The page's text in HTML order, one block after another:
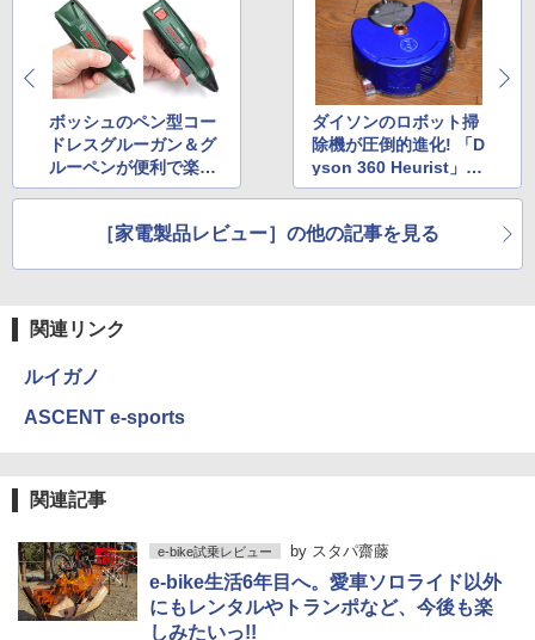
ボッシュのペン型コー
ドレスグルーガン＆グ
ルーペンが便利で楽し
い♪ DIYやデコがいつ
ダイソンのロボット掃
除機が圧倒的進化! 「D
yson 360 Heurist」徹
底レビュー
［家電製品レビュー］の他の記事を見る
関連リンク
ルイガノ
ASCENT e-sports
関連記事
e-bike試乗レビュー by スタパ齋藤
e-bike生活6年目へ。愛車ソロライド以外
にもレンタルやトランポなど、今後も楽
しみたいっ!!